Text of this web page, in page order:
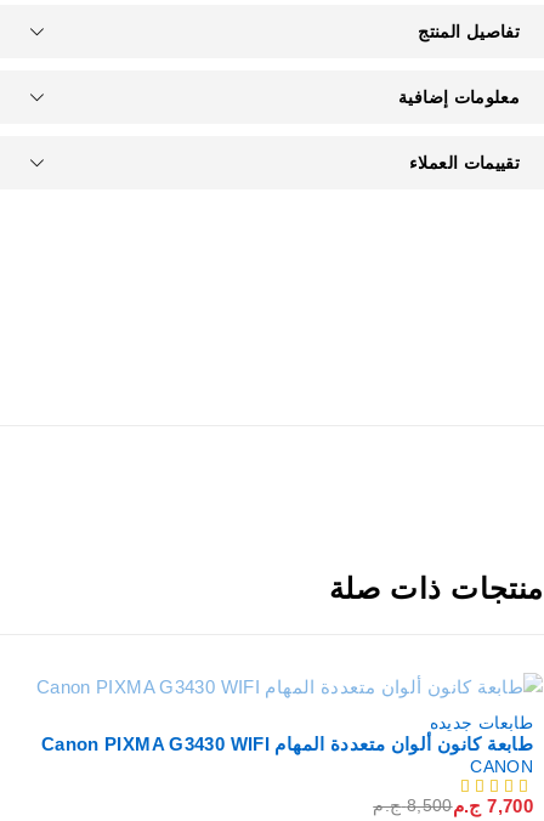
تفاصيل المنتج
معلومات إضافية
تقييمات العملاء
ذات صلة
طابعات جديده
طابعة كانون ألوان متعددة المهام Canon PIXMA G3430 WIFI
CANON
8,500 ج.م 7,700 ج.م